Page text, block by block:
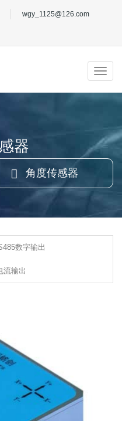
wgy_1125@126.com
器
角度传感器
数字输出
流输出